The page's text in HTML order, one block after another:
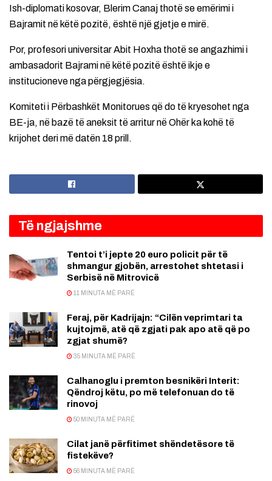
Ish-diplomati kosovar, Blerim Canaj thotë se emërimi i
Bajramit në këtë pozitë, është një gjetje e mirë.
Por, profesori universitar Abit Hoxha thotë se angazhimi i
ambasadorit Bajrami në këtë pozitë është ikje e
institucioneve nga përgjegjësia.
Komiteti i Përbashkët Monitorues që do të kryesohet nga
BE-ja, në bazë të aneksit të arritur në Ohër ka kohë të
krijohet deri më datën 18 prill.
Të ngjajshme
Tentoi t’i jepte 20 euro policit për të
shmangur gjobën, arrestohet shtetasi i
Serbisë në Mitrovicë
11 MINUTA MË PARË
Feraj, për Kadrijajn: “Cilën veprimtari ta
kujtojmë, atë që zgjati pak apo atë që po
zgjat shumë?
35 MINUTA MË PARË
Calhanoglu i premton besnikëri Interit:
Qëndroj këtu, po më telefonuan do të
rinovoj
50 MINUTA MË PARË
Cilat janë përfitimet shëndetësore të
fistekëve?
56 MINUTA MË PARË